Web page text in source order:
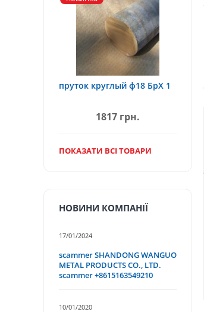
пруток круглый ф18 БрХ 1
1817 грн.
ПОКАЗАТИ ВСІ ТОВАРИ
НОВИНИ КОМПАНІЇ
17/01/2024
scammer SHANDONG WANGUO
METAL PRODUCTS CO., LTD.
scammer +8615163549210
10/01/2020